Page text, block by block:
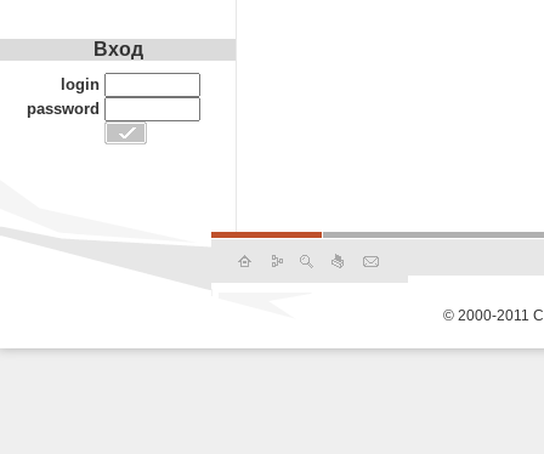
Вход
login
password
© 2000-2011